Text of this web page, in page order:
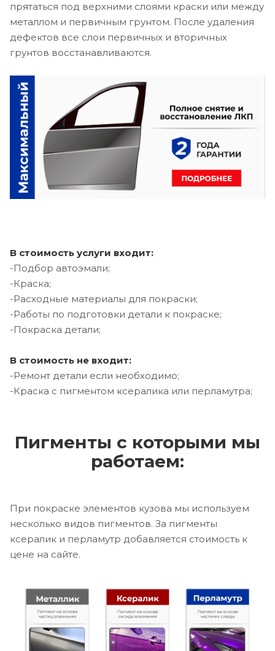
прятаться под верхними слоями краски или между
металлом и первичным грунтом. После удаления
дефектов все слои первичных и вторичных
грунтов восстанавливаются.
В стоимость услуги входит:
-Подбор автоэмали;
-Краска;
-Расходные материалы для покраски;
-Работы по подготовки детали к покраске;
-Покраска детали;
В стоимость не входит:
-Ремонт детали если необходимо;
-Краска с пигментом ксералика или перламутра;
Пигменты с которыми мы
работаем:
При покраске элементов кузова мы используем
несколько видов пигментов. За пигменты
ксералик и перламутр добавляется стоимость к
цене на сайте.